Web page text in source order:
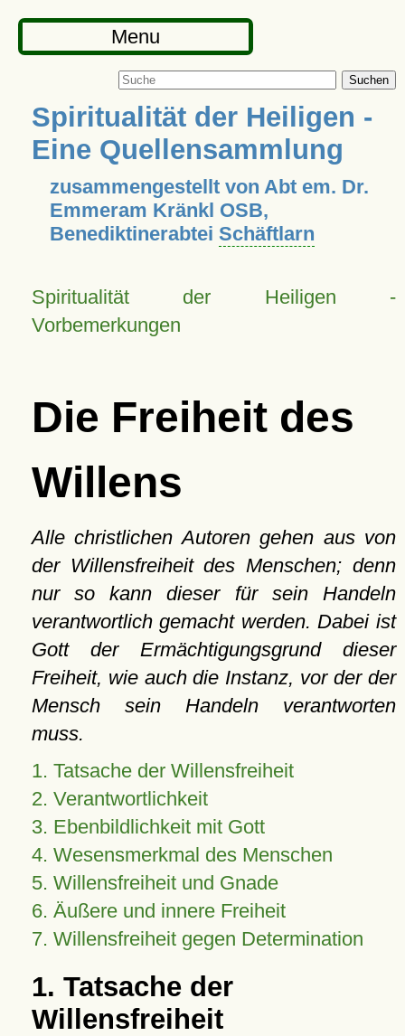
Menu
Suchen
Spiritualität der Heiligen -
Eine Quellensammlung
zusammengestellt von Abt em. Dr.
Emmeram Kränkl OSB,
Benediktinerabtei Schäftlarn
Spiritualität der Heiligen -
Vorbemerkungen
Die Freiheit des
Willens
Alle christlichen Autoren gehen aus von
der Willensfreiheit des Menschen; denn
nur so kann dieser für sein Handeln
verantwortlich gemacht werden. Dabei ist
Gott der Ermächtigungsgrund dieser
Freiheit, wie auch die Instanz, vor der der
Mensch sein Handeln verantworten
muss.
1. Tatsache der Willensfreiheit
2. Verantwortlichkeit
3. Ebenbildlichkeit mit Gott
4. Wesensmerkmal des Menschen
5. Willensfreiheit und Gnade
6. Äußere und innere Freiheit
7. Willensfreiheit gegen Determination
1. Tatsache der
Willensfreiheit